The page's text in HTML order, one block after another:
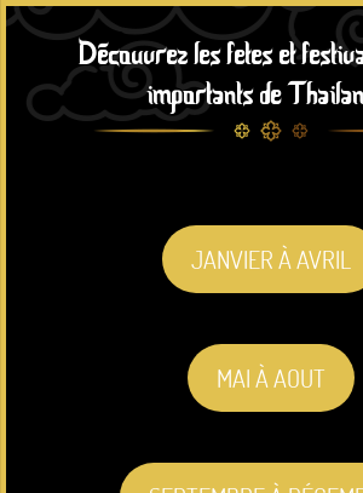
Découvrez les fetes et
importants de
JANVIER À AVRIL
MAI À AOUT